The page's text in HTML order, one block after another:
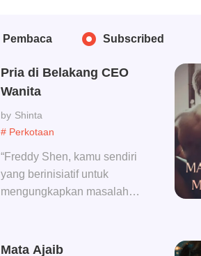
Pembaca Subscribed
# Perkotaan
Pria di Belakang CEO
Wanita
Shinta
“Freddy Shen, kamu sendiri
yang berinisiatif untuk
mengungkapkan masalah
“Dari hari ini, untuk
Mata Ajaib